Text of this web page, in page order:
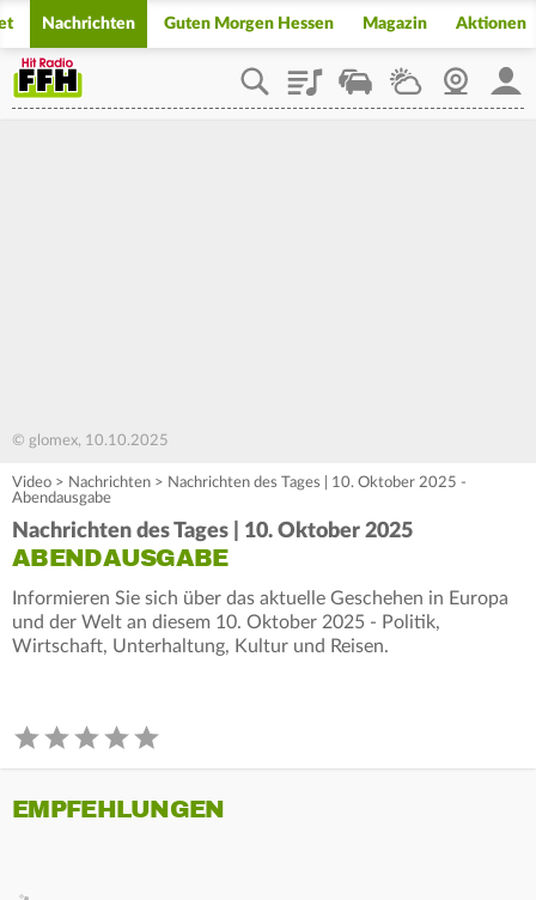
Nachrichten Guten Morgen Hessen Magazin Aktionen
PlaylistStaupilotWetterWebcam
© glomex, 10.10.2025
Video > Nachrichten > Nachrichten des Tages | 10. Oktober 2025 -
Abendausgabe
Nachrichten des Tages | 10. Oktober 2025
ABENDAUSGABE
Informieren Sie sich über das aktuelle Geschehen in Europa
und der Welt an diesem 10. Oktober 2025 - Politik,
Wirtschaft, Unterhaltung, Kultur und Reisen.
EMPFEHLUNGEN